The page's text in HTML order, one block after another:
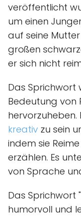
veröffentlicht
um einen
auf seine
großen
er sich nicht
Das Sprichwort
Bedeutung von
hervorzuheben.
kreativ zu sein
indem sie
erzählen. Es
von Sprache
Das Sprichwort
humorvoll und